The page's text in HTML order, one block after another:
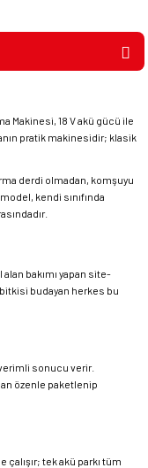
Makinesi, 18 V akü gücü ile
pratik makinesidir; klasik
derdi olmadan, komşuyu
kendi sınıfında
bakımı yapan site-
budayan herkes bu
sonucu verir.
özenle paketlenip
tek akü parkı tüm